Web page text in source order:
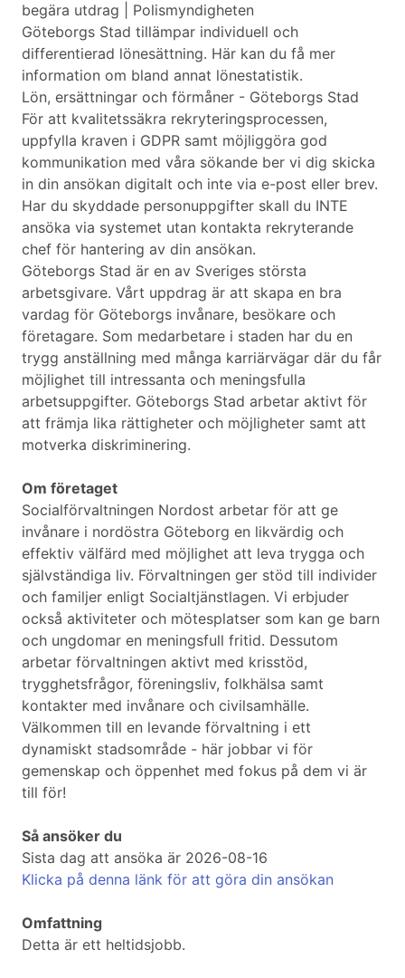
begära utdrag | Polismyndigheten
Göteborgs Stad tillämpar individuell och
differentierad lönesättning. Här kan du få mer
information om bland annat lönestatistik.
Lön, ersättningar och förmåner - Göteborgs Stad
För att kvalitetssäkra rekryteringsprocessen,
uppfylla kraven i GDPR samt möjliggöra god
kommunikation med våra sökande ber vi dig skicka
in din ansökan digitalt och inte via e-post eller brev.
Har du skyddade personuppgifter skall du INTE
ansöka via systemet utan kontakta rekryterande
chef för hantering av din ansökan.
Göteborgs Stad är en av Sveriges största
arbetsgivare. Vårt uppdrag är att skapa en bra
vardag för Göteborgs invånare, besökare och
företagare. Som medarbetare i staden har du en
trygg anställning med många karriärvägar där du får
möjlighet till intressanta och meningsfulla
arbetsuppgifter. Göteborgs Stad arbetar aktivt för
att främja lika rättigheter och möjligheter samt att
motverka diskriminering.
Om företaget
Socialförvaltningen Nordost arbetar för att ge
invånare i nordöstra Göteborg en likvärdig och
effektiv välfärd med möjlighet att leva trygga och
självständiga liv. Förvaltningen ger stöd till individer
och familjer enligt Socialtjänstlagen. Vi erbjuder
också aktiviteter och mötesplatser som kan ge barn
och ungdomar en meningsfull fritid. Dessutom
arbetar förvaltningen aktivt med krisstöd,
trygghetsfrågor, föreningsliv, folkhälsa samt
kontakter med invånare och civilsamhälle.
Välkommen till en levande förvaltning i ett
dynamiskt stadsområde - här jobbar vi för
gemenskap och öppenhet med fokus på dem vi är
till för!
Så ansöker du
Sista dag att ansöka är 2026-08-16
Klicka på denna länk för att göra din ansökan
Omfattning
Detta är ett heltidsjobb.